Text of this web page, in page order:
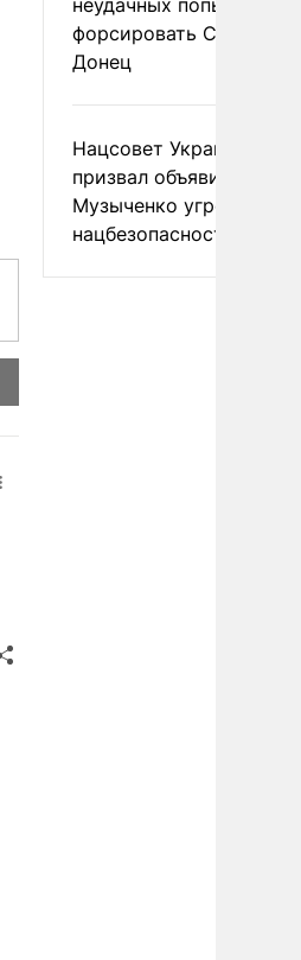
неудачных попытках
форсировать
Донец
Нацсовет Украины по
призвал объявить
Музыченко угрозой
нацбезопасности